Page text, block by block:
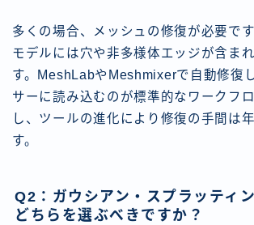
多くの場合、メッシュの修復が必要で
モデルには穴や非多様体エッジが含ま
す。MeshLabやMeshmixerで自動修復
サーに読み込むのが標準的なワークフ
し、ツールの進化により修復の手間は
す。
Q2：ガウシアン・スプラッティ
どちらを選ぶべきですか？